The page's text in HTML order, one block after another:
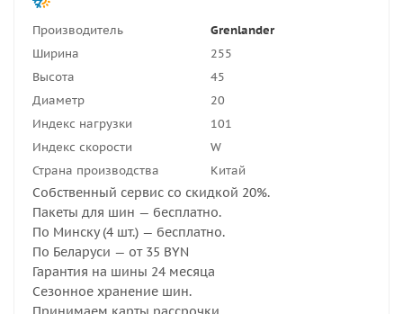
Производитель
Grenlander
Ширина
255
Высота
45
Диаметр
20
Индекс нагрузки
101
Индекс скорости
W
Страна производства
Китай
Собственный сервис со скидкой 20%.
Пакеты для шин — бесплатно.
По Минску (4 шт.) — бесплатно.
По Беларуси — от 35 BYN
Гарантия на шины 24 месяца
Сезонное хранение шин.